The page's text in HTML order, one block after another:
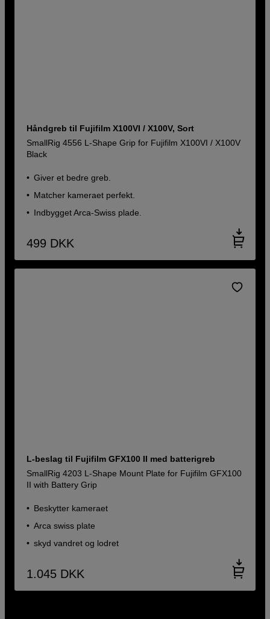
Håndgreb til Fujifilm X100VI / X100V, Sort
SmallRig 4556 L-Shape Grip for Fujifilm X100VI / X100V
Black
Giver et bedre greb.
Matcher kameraet perfekt.
Indbygget Arca-Swiss plade.
499 DKK
L-beslag til Fujifilm GFX100 II med batterigreb
SmallRig 4203 L-Shape Mount Plate for Fujifilm GFX100
II with Battery Grip
Beskytter kameraet
Arca swiss plate
skyd vandret og lodret
1.045 DKK